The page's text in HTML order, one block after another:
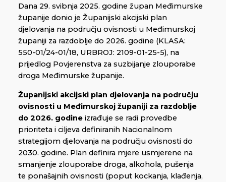
Dana 29. svibnja 2025. godine župan Međimurske
županije donio je Županijski akcijski plan
djelovanja na području ovisnosti u Međimurskoj
županiji za razdoblje do 2026. godine (KLASA:
550-01/24-01/18, URBROJ: 2109-01-25-5), na
prijedlog Povjerenstva za suzbijanje zlouporabe
droga Međimurske županije.
Županijski akcijski plan djelovanja na području
ovisnosti u Međimurskoj županiji za razdoblje
do 2026. godine izrađuje se radi provedbe
prioriteta i ciljeva definiranih Nacionalnom
strategijom djelovanja na području ovisnosti do
2030. godine. Plan definira mjere usmjerene na
smanjenje zlouporabe droga, alkohola, pušenja
te ponašajnih ovisnosti (poput kockanja, klađenja,